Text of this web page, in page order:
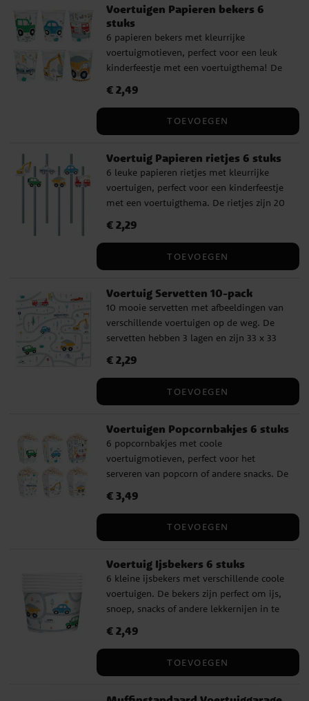
Voertuigen Papieren bekers 6
stuks
6 papieren bekers met kleurrijke
voertuigmotieven, perfect voor een leuk
kinderfeestje met een voertuigthema! De
inhoud van 220 ml.
Prijs:€ 2,49
€ 2,49
TOEVOEGEN
Voertuig Papieren rietjes 6 stuks
6 leuke papieren rietjes met kleurrijke
voertuigen, perfect voor een kinderfeestje
met een voertuigthema. De rietjes zijn 20
Prijs:€ 2,29
€ 2,29
TOEVOEGEN
Voertuig Servetten 10-pack
10 mooie servetten met afbeeldingen van
verschillende voertuigen op de weg. De
servetten hebben 3 lagen en zijn 33 x 33
Prijs:€ 2,29
€ 2,29
TOEVOEGEN
Voertuigen Popcornbakjes 6 stuks
6 popcornbakjes met coole
voertuigmotieven, perfect voor het
serveren van popcorn of andere snacks. De
8,5 cm groot.
Prijs:€ 3,49
€ 3,49
TOEVOEGEN
Voertuig Ijsbekers 6 stuks
6 kleine ijsbekers met verschillende coole
voertuigen. De bekers zijn perfect om ijs,
snoep, snacks of andere lekkernijen in te
ml en een afmeting van 6 x 7 cm. Gemaakt
Prijs:€ 2,49
€ 2,49
TOEVOEGEN